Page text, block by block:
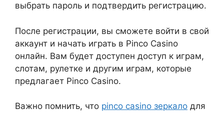
выбрать пароль и подтвердить регистрацию.
После регистрации, вы сможете войти в свой
аккаунт и начать играть в Pinco Casino
онлайн. Вам будет доступен доступ к играм,
слотам, рулетке и другим играм, которые
предлагает Pinco Casino.
Важно помнить, что pinco casino зеркало для